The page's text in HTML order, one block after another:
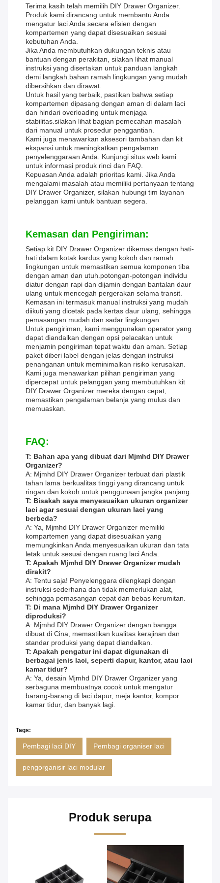
Terima kasih telah memilih DIY Drawer Organizer.
Produk kami dirancang untuk membantu Anda
mengatur laci Anda secara efisien dengan
kompartemen yang dapat disesuaikan sesuai
kebutuhan Anda.
Jika Anda membutuhkan dukungan teknis atau
bantuan dengan perakitan, silakan lihat manual
instruksi yang disertakan untuk panduan langkah
demi langkah.bahan ramah lingkungan yang mudah
dibersihkan dan dirawat.
Untuk hasil yang terbaik, pastikan bahwa setiap
kompartemen dipasang dengan aman di dalam laci
dan hindari overloading untuk menjaga
stabilitas.silakan lihat bagian pemecahan masalah
dari manual untuk prosedur penggantian.
Kami juga menawarkan aksesori tambahan dan kit
ekspansi untuk meningkatkan pengalaman
penyelenggaraan Anda. Kunjungi situs web kami
untuk informasi produk rinci dan FAQ.
Kepuasan Anda adalah prioritas kami. Jika Anda
mengalami masalah atau memiliki pertanyaan tentang
DIY Drawer Organizer, silakan hubungi tim layanan
pelanggan kami untuk bantuan segera.
Kemasan dan Pengiriman:
Setiap kit DIY Drawer Organizer dikemas dengan hati-
hati dalam kotak kardus yang kokoh dan ramah
lingkungan untuk memastikan semua komponen tiba
dengan aman dan utuh.potongan-potongan individu
diatur dengan rapi dan dijamin dengan bantalan daur
ulang untuk mencegah pergerakan selama transit.
Kemasan ini termasuk manual instruksi yang mudah
diikuti yang dicetak pada kertas daur ulang, sehingga
pemasangan mudah dan sadar lingkungan.
Untuk pengiriman, kami menggunakan operator yang
dapat diandalkan dengan opsi pelacakan untuk
menjamin pengiriman tepat waktu dan aman. Setiap
paket diberi label dengan jelas dengan instruksi
penanganan untuk meminimalkan risiko kerusakan.
Kami juga menawarkan pilihan pengiriman yang
dipercepat untuk pelanggan yang membutuhkan kit
DIY Drawer Organizer mereka dengan cepat,
memastikan pengalaman belanja yang mulus dan
memuaskan.
FAQ:
T: Bahan apa yang dibuat dari Mjmhd DIY Drawer
Organizer?
A: Mjmhd DIY Drawer Organizer terbuat dari plastik
tahan lama berkualitas tinggi yang dirancang untuk
ringan dan kokoh untuk penggunaan jangka panjang.
T: Bisakah saya menyesuaikan ukuran organizer
laci agar sesuai dengan ukuran laci yang
berbeda?
A: Ya, Mjmhd DIY Drawer Organizer memiliki
kompartemen yang dapat disesuaikan yang
memungkinkan Anda menyesuaikan ukuran dan tata
letak untuk sesuai dengan ruang laci Anda.
T: Apakah Mjmhd DIY Drawer Organizer mudah
dirakit?
A: Tentu saja! Penyelenggara dilengkapi dengan
instruksi sederhana dan tidak memerlukan alat,
sehingga pemasangan cepat dan bebas kerumitan.
T: Di mana Mjmhd DIY Drawer Organizer
diproduksi?
A: Mjmhd DIY Drawer Organizer dengan bangga
dibuat di Cina, memastikan kualitas kerajinan dan
standar produksi yang dapat diandalkan.
T: Apakah pengatur ini dapat digunakan di
berbagai jenis laci, seperti dapur, kantor, atau laci
kamar tidur?
A: Ya, desain Mjmhd DIY Drawer Organizer yang
serbaguna membuatnya cocok untuk mengatur
barang-barang di laci dapur, meja kantor, kompor
kamar tidur, dan banyak lagi.
Tags:
Pembagi laci DIY Pembagi organiser laci
pengorganisir laci modular
Produk serupa